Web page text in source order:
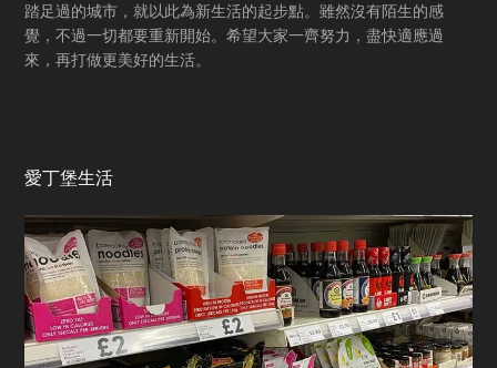
踏足過的城市，就以此為新生活的起步點。雖然沒有陌生的感
覺，不過一切都要重新開始。希望大家一齊努力，盡快適應過
來，再打做更美好的生活。
愛丁堡生活